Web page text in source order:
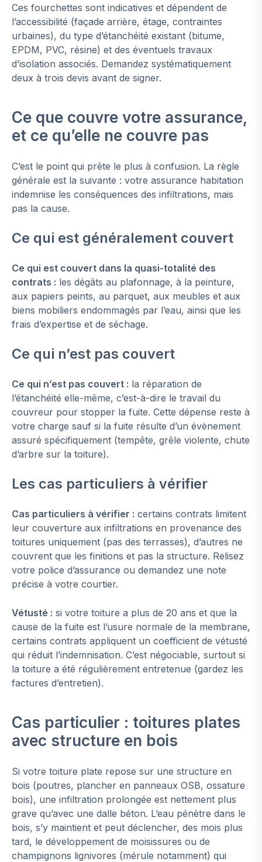
Ces fourchettes sont indicatives et dépendent de
l’accessibilité (façade arrière, étage, contraintes
urbaines), du type d’étanchéité existant (bitume,
EPDM, PVC, résine) et des éventuels travaux
d’isolation associés. Demandez systématiquement
deux à trois devis avant de signer.
Ce que couvre votre assurance,
et ce qu’elle ne couvre pas
C’est le point qui prête le plus à confusion. La règle
générale est la suivante : votre assurance habitation
indemnise les conséquences des infiltrations, mais
pas la cause.
Ce qui est généralement couvert
Ce qui est couvert dans la quasi-totalité des
contrats : les dégâts au plafonnage, à la peinture,
aux papiers peints, au parquet, aux meubles et aux
biens mobiliers endommagés par l’eau, ainsi que les
frais d’expertise et de séchage.
Ce qui n’est pas couvert
Ce qui n’est pas couvert : la réparation de
l’étanchéité elle-même, c’est-à-dire le travail du
couvreur pour stopper la fuite. Cette dépense reste à
votre charge sauf si la fuite résulte d’un évènement
assuré spécifiquement (tempête, grêle violente, chute
d’arbre sur la toiture).
Les cas particuliers à vérifier
Cas particuliers à vérifier : certains contrats limitent
leur couverture aux infiltrations en provenance des
toitures uniquement (pas des terrasses), d’autres ne
couvrent que les finitions et pas la structure. Relisez
votre police d’assurance ou demandez une note
précise à votre courtier.
Vétusté : si votre toiture a plus de 20 ans et que la
cause de la fuite est l’usure normale de la membrane,
certains contrats appliquent un coefficient de vétusté
qui réduit l’indemnisation. C’est négociable, surtout si
la toiture a été régulièrement entretenue (gardez les
factures d’entretien).
Cas particulier : toitures plates
avec structure en bois
Si votre toiture plate repose sur une structure en
bois (poutres, plancher en panneaux OSB, ossature
bois), une infiltration prolongée est nettement plus
grave qu’avec une dalle béton. L’eau pénètre dans le
bois, s’y maintient et peut déclencher, des mois plus
tard, le développement de moisissures ou de
champignons lignivores (mérule notamment) qui